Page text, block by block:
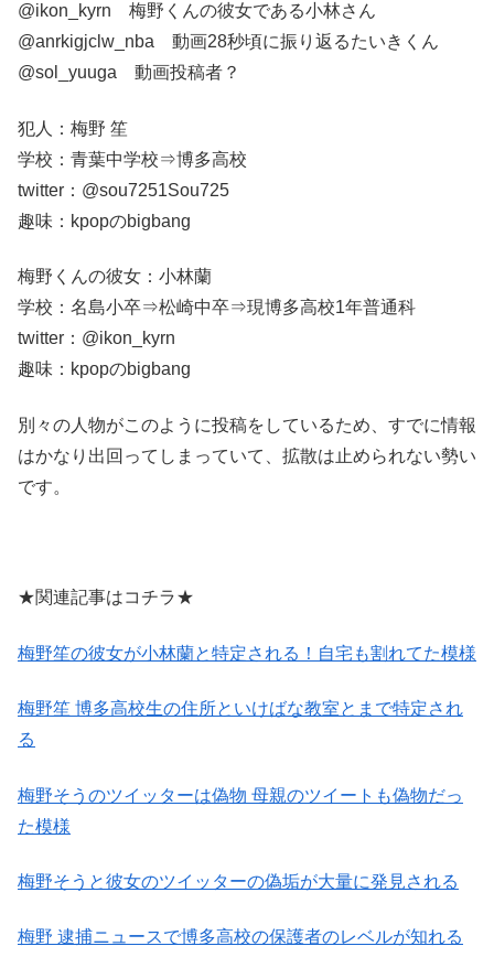
@ikon_kyrn 梅野くんの彼女である小林さん
@anrkigjclw_nba 動画28秒頃に振り返るたいきくん
@sol_yuuga 動画投稿者？
犯人：梅野 笙
学校：青葉中学校⇒博多高校
twitter：@sou7251Sou725
趣味：kpopのbigbang
梅野くんの彼女：小林蘭
学校：名島小卒⇒松崎中卒⇒現博多高校1年普通科
twitter：@ikon_kyrn
趣味：kpopのbigbang
別々の人物がこのように投稿をしているため、すでに情報
はかなり出回ってしまっていて、拡散は止められない勢い
です。
★関連記事はコチラ★
梅野笙の彼女が小林蘭と特定される！自宅も割れてた模様
梅野笙 博多高校生の住所といけばな教室とまで特定され
る
梅野そうのツイッターは偽物 母親のツイートも偽物だっ
た模様
梅野そうと彼女のツイッターの偽垢が大量に発見される
梅野 逮捕ニュースで博多高校の保護者のレベルが知れる